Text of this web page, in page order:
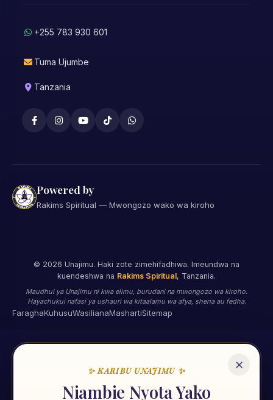
+255 783 930 601
Tuma Ujumbe
Tanzania
Powered by
Rakims Spiritual — Mwongozo wako wa kiroho
© 2026 Unajimu. Haki zote zimehifadhiwa. Imeundwa na
kuendeshwa na Rakims Spiritual, Tanzania.
Maudhui ya Unajimu ni kwa elimu, burudani na mwongozo wa kiroho.
Hayachukui nafasi ya ushauri wa kitaalamu wa afya, sheria au fedha.
FaraghaKuhusuWasilianaMashartiSitemap
✕
✨ KARIBU UNAJIMU ✨
Niambie Nyota Yako
🌟